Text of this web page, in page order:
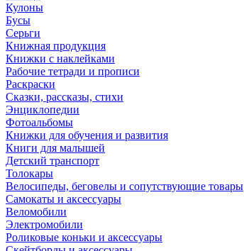
Кулоны
Бусы
Серьги
Книжная продукция
Книжки с наклейками
Рабочие тетради и прописи
Раскраски
Сказки, рассказы, стихи
Энциклопедии
Фотоальбомы
Книжки для обучения и развития
Книги для малышей
Детский транспорт
Толокары
Велосипеды, беговелы и сопутствующие товары
Самокаты и аксессуары
Веломобили
Электромобили
Роликовые коньки и аксессуары